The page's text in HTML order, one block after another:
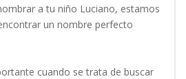
a tu niño Luciano, estamos
un nombre perfecto
cuando se trata de buscar